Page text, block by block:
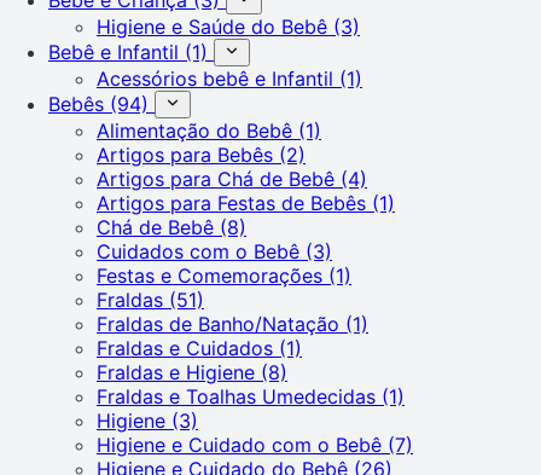
Higiene e Saúde do Bebê (3)
Bebê e Infantil (1)
Acessórios bebê e Infantil (1)
Bebês (94)
Alimentação do Bebê (1)
Artigos para Bebês (2)
Artigos para Chá de Bebê (4)
Artigos para Festas de Bebês (1)
Chá de Bebê (8)
Cuidados com o Bebê (3)
Festas e Comemorações (1)
Fraldas (51)
Fraldas de Banho/Natação (1)
Fraldas e Cuidados (1)
Fraldas e Higiene (8)
Fraldas e Toalhas Umedecidas (1)
Higiene (3)
Higiene e Cuidado com o Bebê (7)
Higiene e Cuidado do Bebê (26)